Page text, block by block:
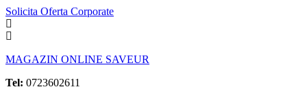
Solicita Oferta Corporate
MAGAZIN ONLINE SAVEUR
Tel: 0723602611